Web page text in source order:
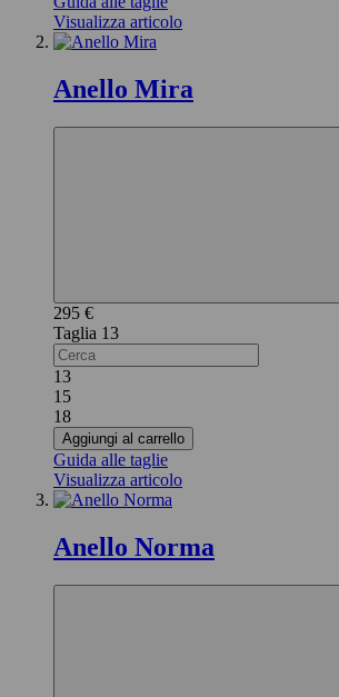
Visualizza articolo
Anello Mira
295 €
13
13
15
18
Aggiungi al carrello
Guida alle taglie
Visualizza articolo
Anello Norma